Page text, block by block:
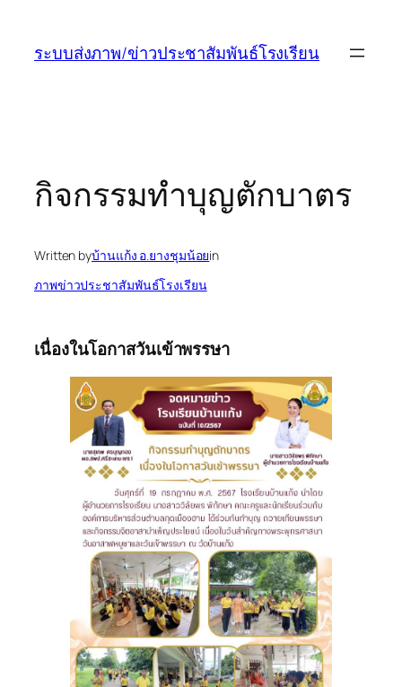
ระบบส่งภาพ/ข่าวประชาสัมพันธ์โรงเรียน
กิจกรรมทำบุญตักบาตร
Written byบ้านแก้ง อ.ยางชุมน้อยin
ภาพข่าวประชาสัมพันธ์โรงเรียน
เนื่องในโอกาสวันเข้าพรรษา